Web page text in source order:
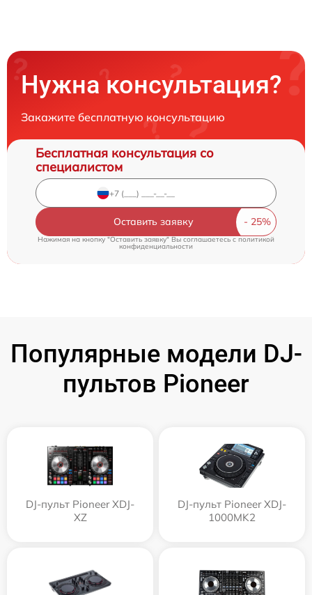
Нужна консультация?
Закажите бесплатную консультацию
Бесплатная консультация со
специалистом
Оставить заявку
Нажимая на кнопку "Оставить заявку" Вы соглашаетесь cполитикой
конфиденциальности
Популярные модели DJ-
пультов Pioneer
DJ-пульт Pioneer XDJ-
XZ
DJ-пульт Pioneer XDJ-
1000MK2